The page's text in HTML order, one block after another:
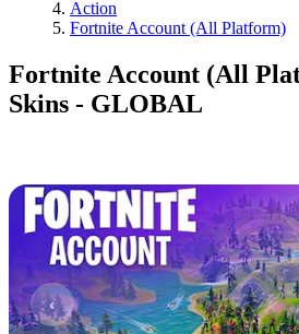
Action
Fortnite Account (All Platform)
Fortnite Account (All
Skins - GLOBAL